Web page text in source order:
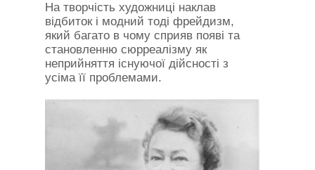
На творчість художниці наклав
відбиток і модний тоді фрейдизм,
який багато в чому сприяв появі та
становленню сюрреалізму як
неприйняття існуючої дійсності з
усіма її проблемами.